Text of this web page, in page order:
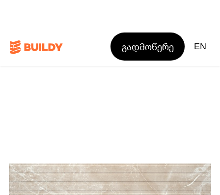
გადმოწერე EN